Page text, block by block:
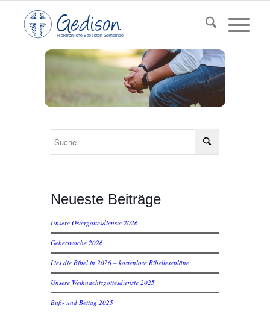
F reikirchlic heBa ptisten Gemeinde
Neueste Beiträge
Unsere Ostergottesdienste 2026
Gebetswoche 2026
Lies die Bibel in 2026 – kostenlose Bibellesepläne
Unsere Weihnachtsgottesdienste 2025
Buß- und Bettag 2025